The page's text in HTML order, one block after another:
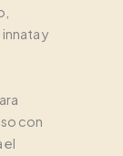
y
con
el